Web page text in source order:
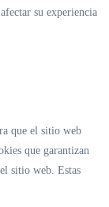
su experiencia
que el sitio web
que garantizan
sitio web. Estas